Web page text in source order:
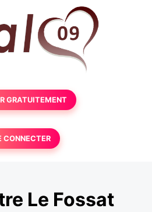
GRATUITEMENT
CONNECTER
Le Fossat